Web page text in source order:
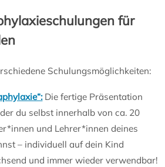
für
Schulungsmöglichkeiten:
Die fertige Präsentation
du selbst innerhalb von ca. 20
und Lehrer*innen deines
– individuell auf dein Kind
und immer wieder verwendbar!